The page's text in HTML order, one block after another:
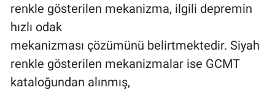
renkle gösterilen mekanizma, ilgili depremin
hızlı odak
mekanizması çözümünü belirtmektedir. Siyah
renkle gösterilen mekanizmalar ise GCMT
kataloğundan alınmış,